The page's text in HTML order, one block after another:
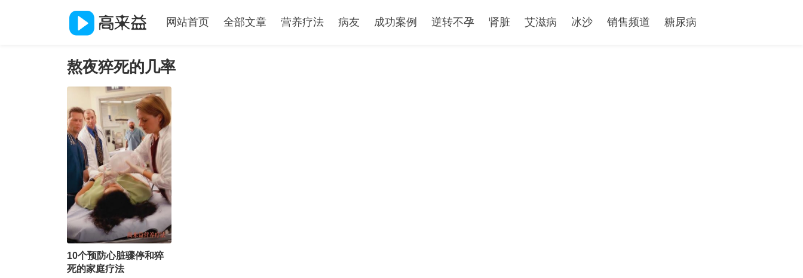
网站首页 全部文章 营养疗法 病友 成功案例 逆转不孕 肾脏 艾滋病 冰沙 销售频道 糖尿病
熬夜猝死的几率
10个预防心脏骤停和猝
死的家庭疗法